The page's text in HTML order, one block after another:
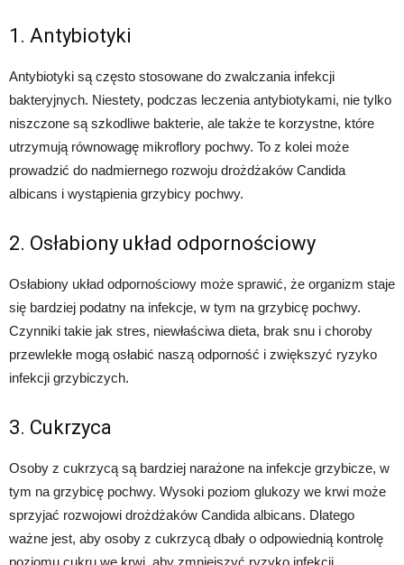
1. Antybiotyki
Antybiotyki są często stosowane do zwalczania infekcji
bakteryjnych. Niestety, podczas leczenia antybiotykami, nie tylko
niszczone są szkodliwe bakterie, ale także te korzystne, które
utrzymują równowagę mikroflory pochwy. To z kolei może
prowadzić do nadmiernego rozwoju drożdżaków Candida
albicans i wystąpienia grzybicy pochwy.
2. Osłabiony układ odpornościowy
Osłabiony układ odpornościowy może sprawić, że organizm staje
się bardziej podatny na infekcje, w tym na grzybicę pochwy.
Czynniki takie jak stres, niewłaściwa dieta, brak snu i choroby
przewlekłe mogą osłabić naszą odporność i zwiększyć ryzyko
infekcji grzybiczych.
3. Cukrzyca
Osoby z cukrzycą są bardziej narażone na infekcje grzybicze, w
tym na grzybicę pochwy. Wysoki poziom glukozy we krwi może
sprzyjać rozwojowi drożdżaków Candida albicans. Dlatego
ważne jest, aby osoby z cukrzycą dbały o odpowiednią kontrolę
poziomu cukru we krwi, aby zmniejszyć ryzyko infekcji.